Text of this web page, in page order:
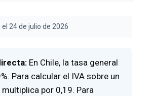
el 24 de julio de 2026
En Chile, la tasa general
Para calcular el IVA sobre un
por 0,19. Para